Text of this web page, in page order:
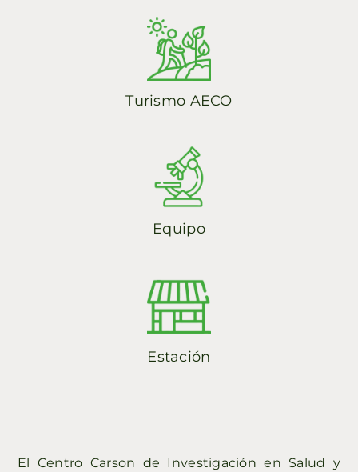
Turismo AECO
Equipo
Estación
El Centro Carson de Investigación en Salud y